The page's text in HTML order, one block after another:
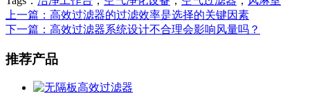
上一篇：高效过滤器的过滤效率是选择的关键因素
下一篇：高效过滤器系统设计不合理会影响风量吗？
推荐产品